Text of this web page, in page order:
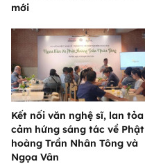
mới
Kết nối văn nghệ sĩ, lan tỏa
cảm hứng sáng tác về Phật
hoàng Trần Nhân Tông và
Ngọa Vân